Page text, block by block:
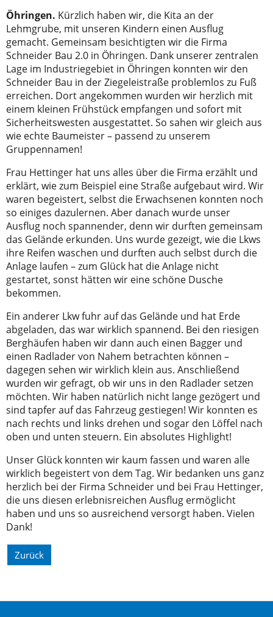
Öhringen. Kürzlich haben wir, die Kita an der
Lehmgrube, mit unseren Kindern einen Ausflug
gemacht. Gemeinsam besichtigten wir die Firma
Schneider Bau 2.0 in Öhringen. Dank unserer zentralen
Lage im Industriegebiet in Öhringen konnten wir den
Schneider Bau in der Ziegeleistraße problemlos zu Fuß
erreichen. Dort angekommen wurden wir herzlich mit
einem kleinen Frühstück empfangen und sofort mit
Sicherheitswesten ausgestattet. So sahen wir gleich aus
wie echte Baumeister – passend zu unserem
Gruppennamen!
Frau Hettinger hat uns alles über die Firma erzählt und
erklärt, wie zum Beispiel eine Straße aufgebaut wird. Wir
waren begeistert, selbst die Erwachsenen konnten noch
so einiges dazulernen. Aber danach wurde unser
Ausflug noch spannender, denn wir durften gemeinsam
das Gelände erkunden. Uns wurde gezeigt, wie die Lkws
ihre Reifen waschen und durften auch selbst durch die
Anlage laufen – zum Glück hat die Anlage nicht
gestartet, sonst hätten wir eine schöne Dusche
bekommen.
Ein anderer Lkw fuhr auf das Gelände und hat Erde
abgeladen, das war wirklich spannend. Bei den riesigen
Berghäufen haben wir dann auch einen Bagger und
einen Radlader von Nahem betrachten können –
dagegen sehen wir wirklich klein aus. Anschließend
wurden wir gefragt, ob wir uns in den Radlader setzen
möchten. Wir haben natürlich nicht lange gezögert und
sind tapfer auf das Fahrzeug gestiegen! Wir konnten es
nach rechts und links drehen und sogar den Löffel nach
oben und unten steuern. Ein absolutes Highlight!
Unser Glück konnten wir kaum fassen und waren alle
wirklich begeistert von dem Tag. Wir bedanken uns ganz
herzlich bei der Firma Schneider und bei Frau Hettinger,
die uns diesen erlebnisreichen Ausflug ermöglicht
haben und uns so ausreichend versorgt haben. Vielen
Dank!
Zurück